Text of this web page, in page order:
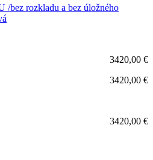
bez rozkladu a bez úložného
3420,00 €
3420,00 €
3420,00 €